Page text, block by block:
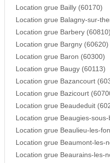
Location grue Bailly (60170)
Location grue Balagny-sur-
Location grue Barbery (60810)
Location grue Bargny (60620)
Location grue Baron (60300)
Location grue Baugy (60113)
Location grue Bazancourt
Location grue Bazicourt
Location grue Beaudeduit
Location grue Beaugies-
Location grue Beaulieu-les-
Location grue Beaumont-les-
Location grue Beaurains-les-